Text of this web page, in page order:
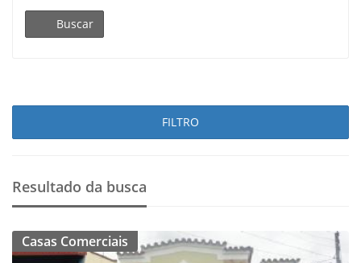
Buscar
FILTRO
Resultado da busca
Casas Comerciais